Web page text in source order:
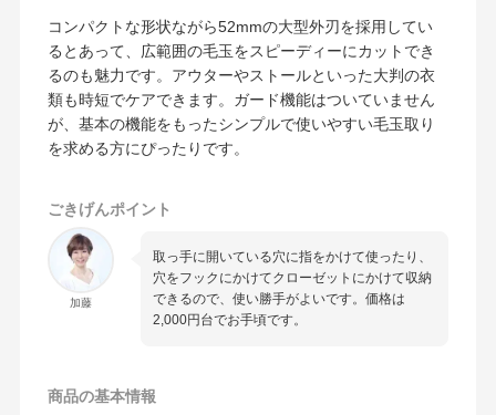
コンパクトな形状ながら52mmの大型外刃を採用してい
るとあって、広範囲の毛玉をスピーディーにカットでき
るのも魅力です。アウターやストールといった大判の衣
類も時短でケアできます。ガード機能はついていません
が、基本の機能をもったシンプルで使いやすい毛玉取り
を求める方にぴったりです。
ごきげんポイント
加藤
取っ手に開いている穴に指をかけて使ったり、
穴をフックにかけてクローゼットにかけて収納
できるので、使い勝手がよいです。価格は
2,000円台でお手頃です。
商品の基本情報